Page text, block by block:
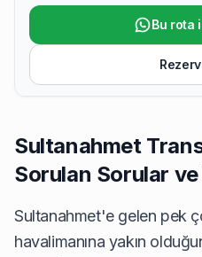
Bu rota
Sultanahmet
Sorulan Sorular
Sultanahmet'e gelen pek
havalimanına yakın